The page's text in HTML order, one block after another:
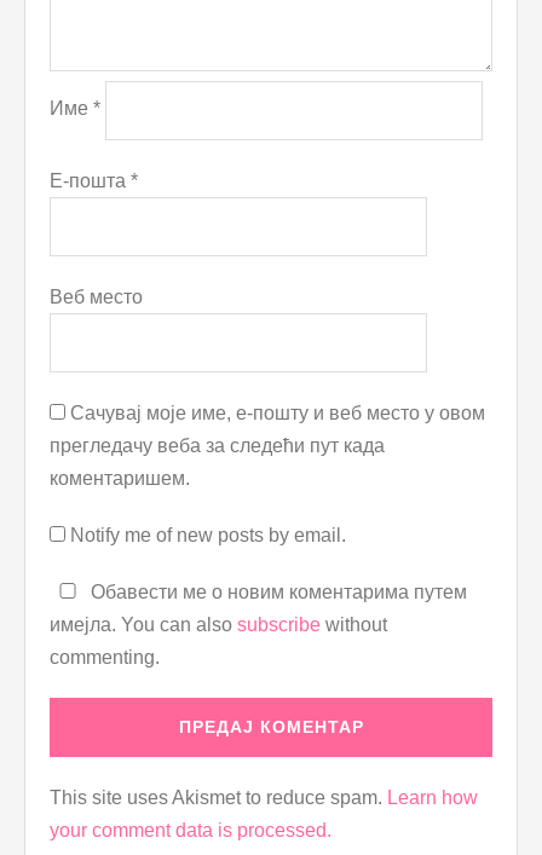
Име *
Е-пошта *
Веб место
Сачувај моје име, е-пошту и веб место у овом
прегледачу веба за следећи пут када
коментаришем.
Notify me of new posts by email.
Обавести ме о новим коментарима путем
имејла. You can also subscribe without
commenting.
This site uses Akismet to reduce spam. Learn how
your comment data is processed.